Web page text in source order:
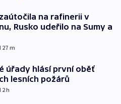
na rafinerii v
Rusko udeřilo na Sumy a
27 m
úřady hlásí první oběť
lesních požárů
2h